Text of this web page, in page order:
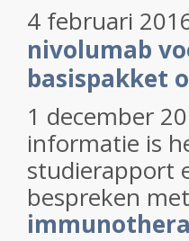
4 februari
nivolumab
basispakket
1 december
informatie is
studierapport
bespreken